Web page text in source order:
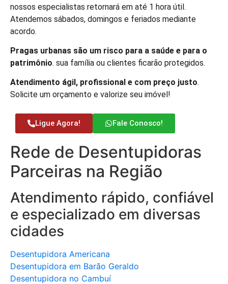
nossos especialistas retornará em até 1 hora útil.
Atendemos sábados, domingos e feriados mediante
acordo.
Pragas urbanas são um risco para a saúde e para o
patrimônio. sua família ou clientes ficarão protegidos.
Atendimento ágil, profissional e com preço justo.
Solicite um orçamento e valorize seu imóvel!
Ligue Agora! Fale Conosco!
Rede de Desentupidoras
Parceiras na Região
Atendimento rápido, confiável
e especializado em diversas
cidades
Desentupidora Americana
Desentupidora em Barão Geraldo
Desentupidora no Cambuí